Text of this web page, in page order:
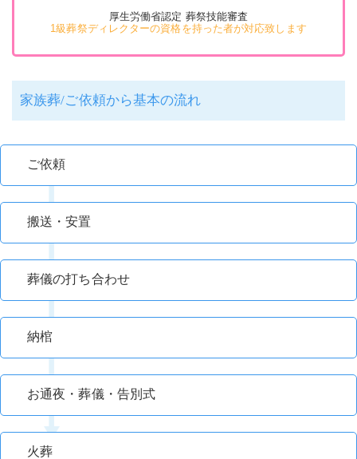
厚生労働省認定 葬祭技能審査
1級葬祭ディレクターの資格を持った者が対応致します
家族葬/ご依頼から基本の流れ
ご依頼
搬送・安置
葬儀の打ち合わせ
納棺
お通夜・葬儀・告別式
火葬